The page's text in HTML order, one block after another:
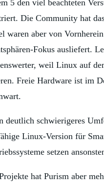
5 den viel beachteten
Die Community hat
waren aber von
Fokus ausliefert.
weil Linux auf
Freie Hardware ist im
deutlich schwierigeres
Linux-Version für
setzen
hat Purism aber